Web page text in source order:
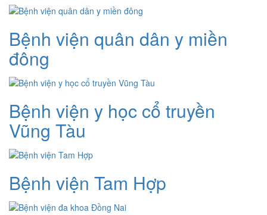
Bệnh viện quân dân y miền
đông
Bệnh viện y học cổ truyền
Vũng Tàu
Bệnh viện Tam Hợp